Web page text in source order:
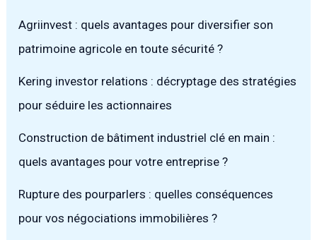
Agriinvest : quels avantages pour diversifier son
patrimoine agricole en toute sécurité ?
Kering investor relations : décryptage des stratégies
pour séduire les actionnaires
Construction de bâtiment industriel clé en main :
quels avantages pour votre entreprise ?
Rupture des pourparlers : quelles conséquences
pour vos négociations immobilières ?